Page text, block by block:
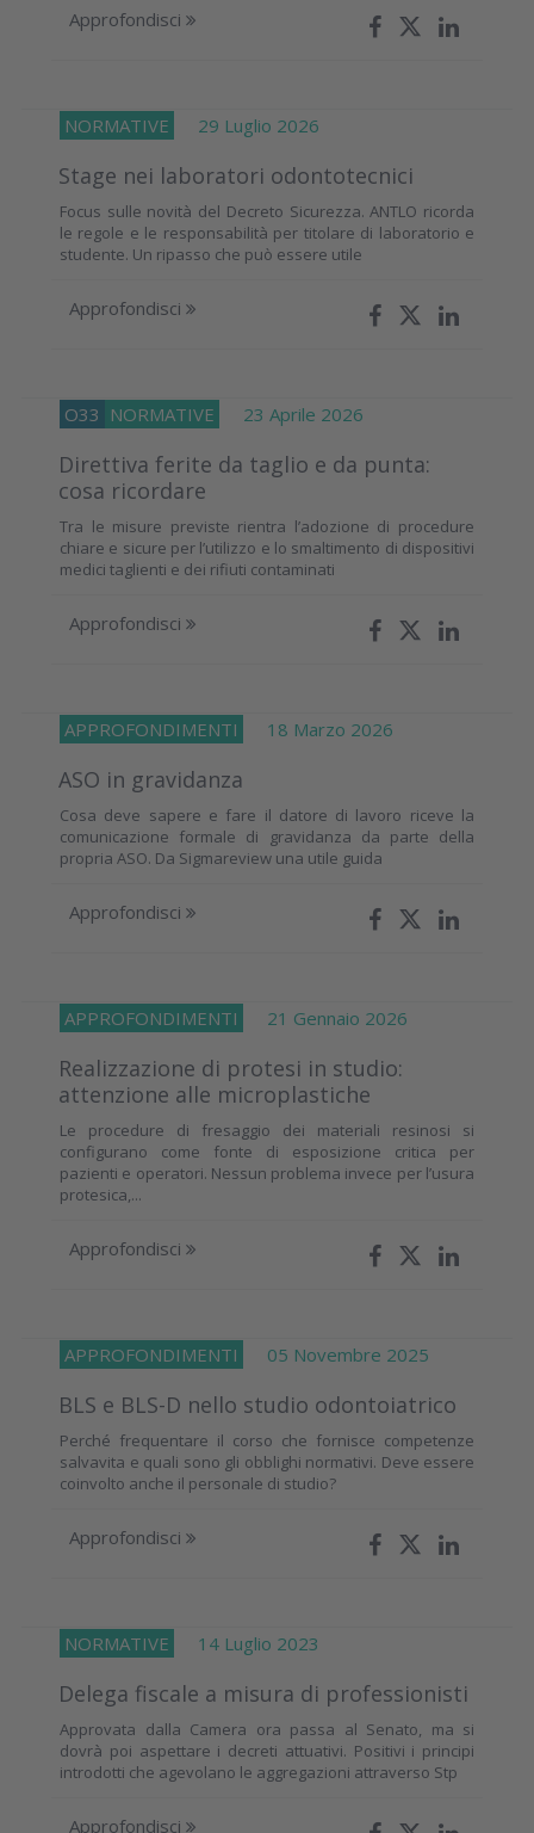
Approfondisci
NORMATIVE 29 Luglio 2026
Stage nei laboratori odontotecnici
Focus sulle novità del Decreto Sicurezza. ANTLO ricorda
le regole e le responsabilità per titolare di laboratorio e
studente. Un ripasso che può essere utile
Approfondisci
O33 NORMATIVE 23 Aprile 2026
Direttiva ferite da taglio e da punta:
cosa ricordare
Tra le misure previste rientra l’adozione di procedure
chiare e sicure per l’utilizzo e lo smaltimento di dispositivi
medici taglienti e dei rifiuti contaminati
Approfondisci
APPROFONDIMENTI 18 Marzo 2026
ASO in gravidanza
Cosa deve sapere e fare il datore di lavoro riceve la
comunicazione formale di gravidanza da parte della
propria ASO. Da Sigmareview una utile guida
Approfondisci
APPROFONDIMENTI 21 Gennaio 2026
Realizzazione di protesi in studio:
attenzione alle microplastiche
Le procedure di fresaggio dei materiali resinosi si
configurano come fonte di esposizione critica per
pazienti e operatori. Nessun problema invece per l’usura
protesica,...
Approfondisci
APPROFONDIMENTI 05 Novembre 2025
BLS e BLS-D nello studio odontoiatrico
Perché frequentare il corso che fornisce competenze
salvavita e quali sono gli obblighi normativi. Deve essere
coinvolto anche il personale di studio?
Approfondisci
NORMATIVE 14 Luglio 2023
Delega fiscale a misura di professionisti
Approvata dalla Camera ora passa al Senato, ma si
dovrà poi aspettare i decreti attuativi. Positivi i principi
introdotti che agevolano le aggregazioni attraverso Stp
Approfondisci